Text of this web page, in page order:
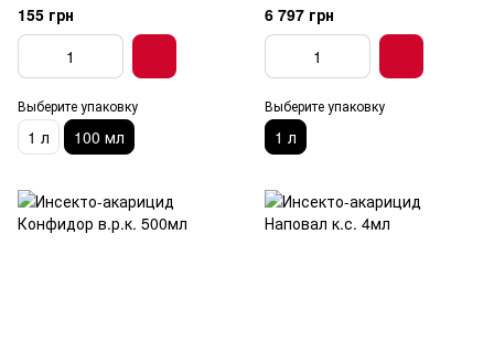
155 грн
Выберите упаковку
1 л 100 мл
6 797 грн
Выберите упаковку
1 л